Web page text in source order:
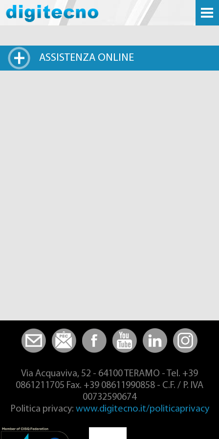
ASSISTENZA ONLINE
Via Acquaviva, 52 - 64100 TERAMO - Tel. +39
0861211705 Fax. +39 08611990858 - C.F. / P. IVA
00732590674
Politica privacy: www.digitecno.it/politicaprivacy